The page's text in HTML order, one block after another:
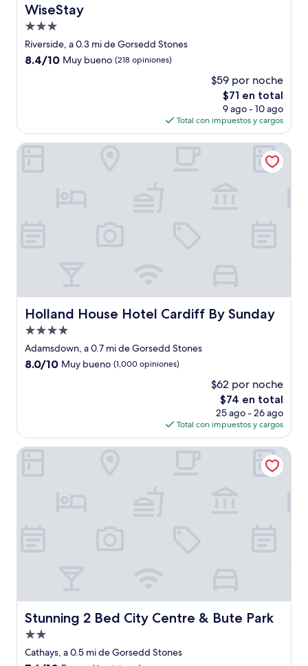
WiseStay
WiseStay
Propiedad
de
3.0
Riverside, a 0.3 mi de Gorsedd Stones
8.4
opiniones)
8.4/10 Muy bueno (218 opiniones)
$59 por noche
El
precio
actual
es
de
$71 en total
9 ago - 10 ago
Total con impuestos y cargos
Holland House Hotel Cardiff By Sunday
Holland House Hotel Cardiff By Sunday
Propiedad
de
4.0
Adamsdown, a 0.7 mi de Gorsedd Stones
8.0
opiniones)
8.0/10 Muy bueno (1,000 opiniones)
$62 por noche
El
precio
actual
es
de
$74 en total
25 ago - 26 ago
Total con impuestos y cargos
Holland House Hotel Cardiff By Sunday
Stunning 2 Bed City Centre & Bute Park
Stunning 2 Bed City Centre & Bute Park
Propiedad
de
Cathays, a 0.5 mi de Gorsedd Stones
Stunning 2 Bed City Centre & Bute Park